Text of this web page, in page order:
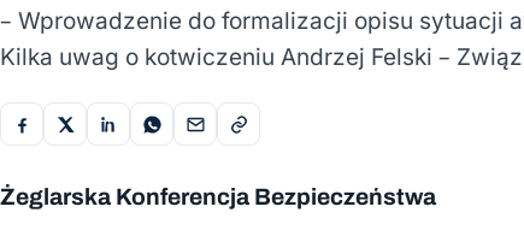
– Wprowadzenie do formalizacji opisu sytuacji
Kilka uwag o kotwiczeniu Andrzej Felski –
Żeglarska Konferencja Bezpieczeństwa